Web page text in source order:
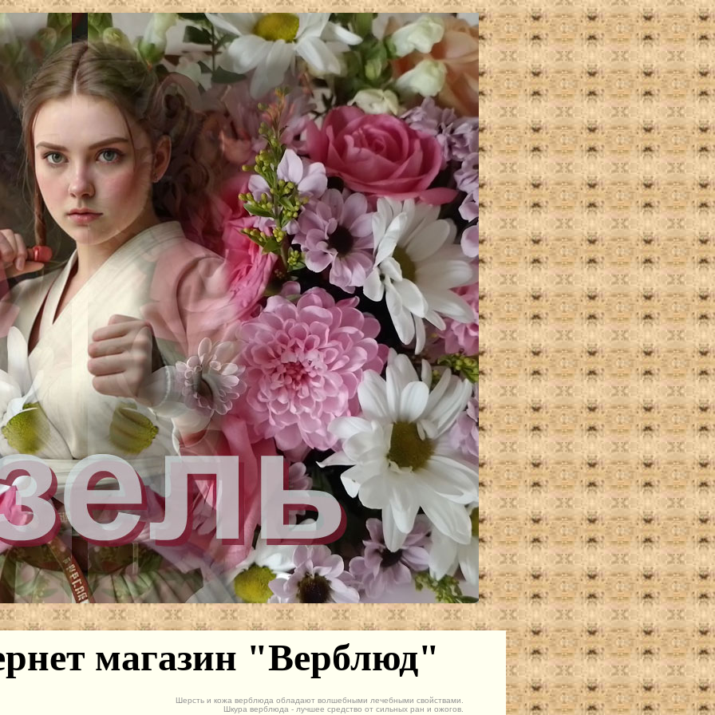
магазин "Верблюд"
Шерсть и кожа верблюда обладают волшебными лечебными свойствами.
Шкура верблюда - лучшее средство от сильных ран и ожогов.